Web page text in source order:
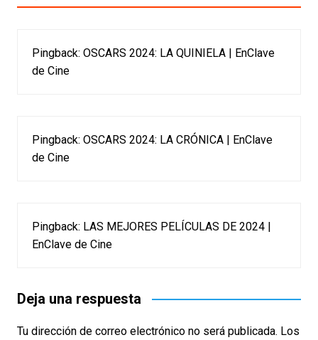
Pingback: OSCARS 2024: LA QUINIELA | EnClave
de Cine
Pingback: OSCARS 2024: LA CRÓNICA | EnClave
de Cine
Pingback: LAS MEJORES PELÍCULAS DE 2024 |
EnClave de Cine
Deja una respuesta
Tu dirección de correo electrónico no será publicada. Los